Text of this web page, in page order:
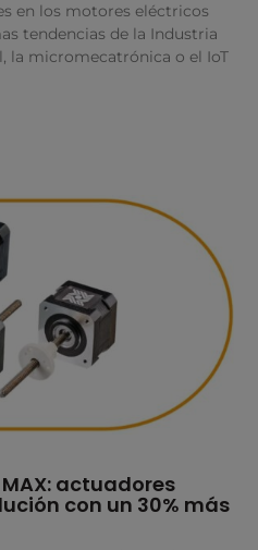
en los motores eléctricos
tendencias de la Industria
la micromecatrónica o el IoT
actuadores
con un 30% más